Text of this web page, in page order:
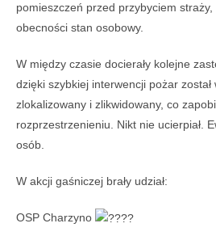
pomieszczeń przed przybyciem straży,
obecności stan osobowy.
W między czasie docierały kolejne
dzięki szybkiej interwencji pożar został
zlokalizowany i zlikwidowany, co
rozprzestrzenieniu. Nikt nie ucierpiał.
osób.
W akcji gaśniczej brały udział:
OSP Charzyno